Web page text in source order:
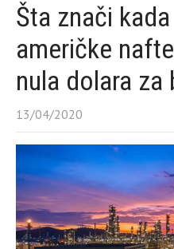
Šta znači
američke
nula dolara za
13/04/2020